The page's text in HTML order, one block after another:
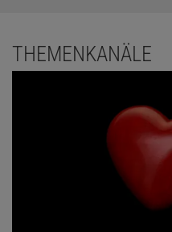
THEMENKANÄLE